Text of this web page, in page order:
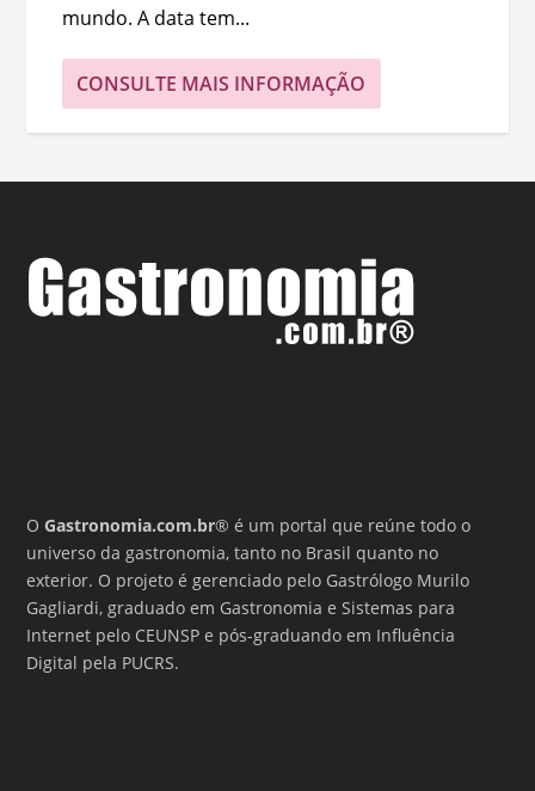
mundo. A data tem...
CONSULTE MAIS INFORMAÇÃO
OGastronomia.com.br® é um portal que reúne todo o
universo da gastronomia, tanto no Brasil quanto no
exterior. O projeto é gerenciado pelo Gastrólogo Murilo
Gagliardi, graduado em Gastronomia e Sistemas para
Internet pelo CEUNSP e pós-graduando em Influência
Digital pela PUCRS.